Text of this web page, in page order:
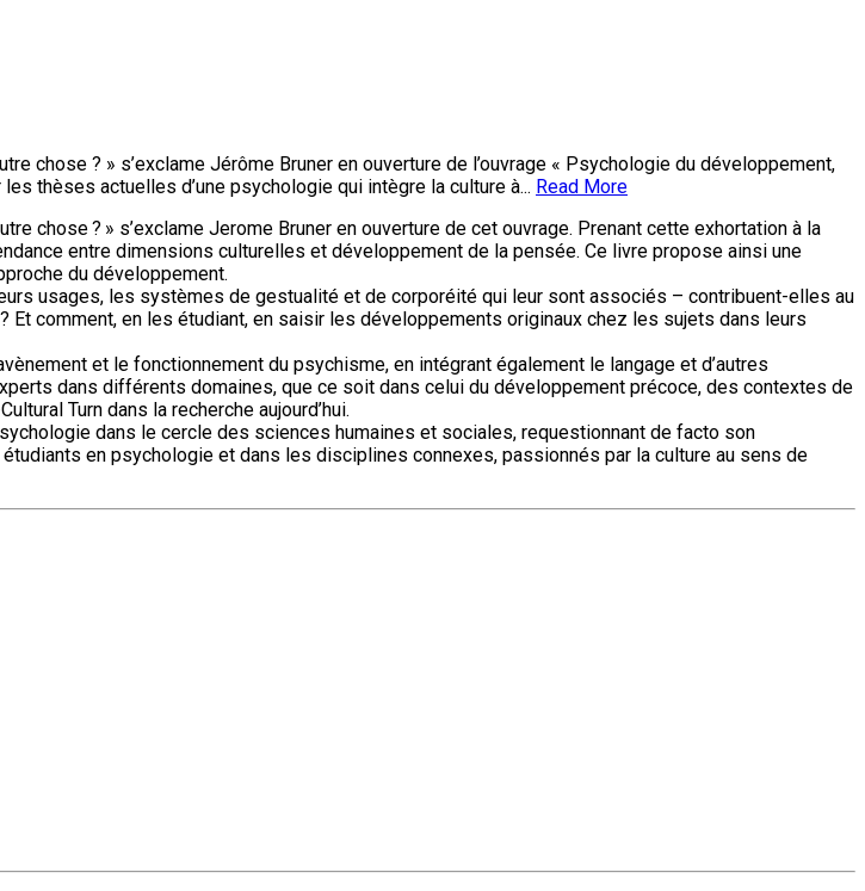
chose ? » s’exclame Jérôme Bruner en ouverture de l’ouvrage « Psychologie du développement,
thèses actuelles d’une psychologie qui intègre la culture à... Read More
chose ? » s’exclame Jerome Bruner en ouverture de cet ouvrage. Prenant cette exhortation à la
entre dimensions culturelles et développement de la pensée. Ce livre propose ainsi une
du développement.
usages, les systèmes de gestualité et de corporéité qui leur sont associés – contribuent-elles au
comment, en les étudiant, en saisir les développements originaux chez les sujets dans leurs
et le fonctionnement du psychisme, en intégrant également le langage et d’autres
dans différents domaines, que ce soit dans celui du développement précoce, des contextes de
Turn dans la recherche aujourd’hui.
dans le cercle des sciences humaines et sociales, requestionnant de facto son
en psychologie et dans les disciplines connexes, passionnés par la culture au sens de